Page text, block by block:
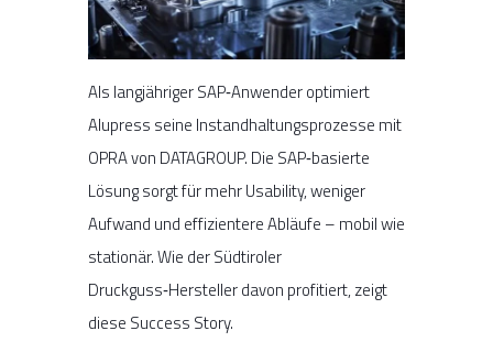
Als langjähriger SAP‑Anwender optimiert
Alupress seine Instandhaltungsprozesse mit
OPRA von DATAGROUP. Die SAP‑basierte
Lösung sorgt für mehr Usability, weniger
Aufwand und effizientere Abläufe – mobil wie
stationär. Wie der Südtiroler
Druckguss‑Hersteller davon profitiert, zeigt
diese Success Story.